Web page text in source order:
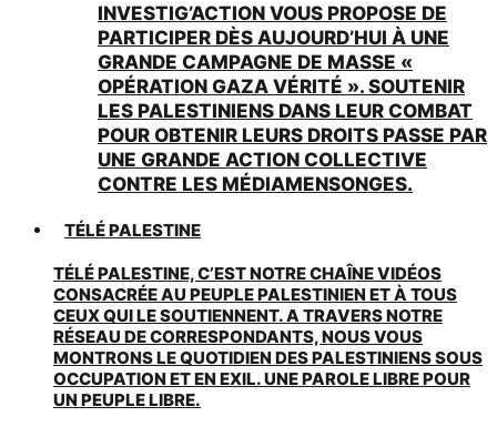
INVESTIG’ACTION VOUS PROPOSE DE
PARTICIPER DÈS AUJOURD’HUI À UNE
GRANDE CAMPAGNE DE MASSE «
OPÉRATION GAZA VÉRITÉ ». SOUTENIR
LES PALESTINIENS DANS LEUR COMBAT
POUR OBTENIR LEURS DROITS PASSE PAR
UNE GRANDE ACTION COLLECTIVE
CONTRE LES MÉDIAMENSONGES.
TÉLÉ PALESTINE
TÉLÉ PALESTINE, C’EST NOTRE CHAÎNE VIDÉOS
CONSACRÉE AU PEUPLE PALESTINIEN ET À TOUS
CEUX QUI LE SOUTIENNENT. A TRAVERS NOTRE
RÉSEAU DE CORRESPONDANTS, NOUS VOUS
MONTRONS LE QUOTIDIEN DES PALESTINIENS SOUS
OCCUPATION ET EN EXIL. UNE PAROLE LIBRE POUR
UN PEUPLE LIBRE.